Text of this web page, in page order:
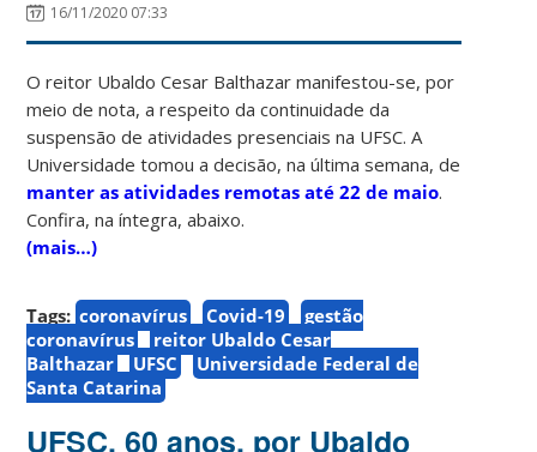
16/11/2020 07:33
O reitor Ubaldo Cesar Balthazar manifestou-se, por
meio de nota, a respeito da continuidade da
suspensão de atividades presenciais na UFSC. A
Universidade tomou a decisão, na última semana, de
manter as atividades remotas até 22 de maio.
Confira, na íntegra, abaixo.
(mais…)
Tags: coronavírus Covid-19
gestão
coronavírus
reitor Ubaldo Cesar
Balthazar
UFSC
Universidade Federal de
Santa Catarina
UFSC, 60 anos, por Ubaldo